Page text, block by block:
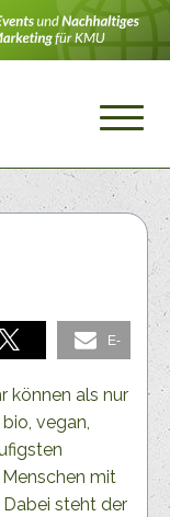
E-
Mail
können als nur
vegan,
mit
steht der